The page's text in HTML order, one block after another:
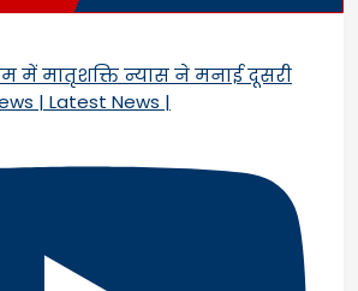
में मातृशक्ति न्यास ने मनाई दूसरी
| Latest News |